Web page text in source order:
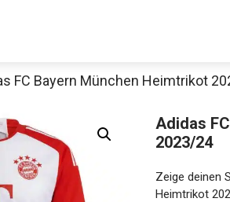
FC Bayern München Heimtrikot
Adidas
2023/24
Zeige deinen
Heimtrikot